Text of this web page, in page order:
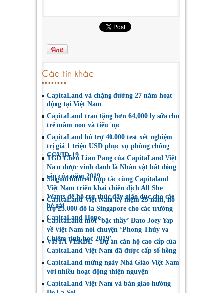
Các tin khác
CapitaLand và chặng đường 27 năm hoạt
động tại Việt Nam
CapitaLand trao tặng hơn 64,000 ly sữa cho
trẻ mầm non và tiểu học
CapitaLand hỗ trợ 40.000 test xét nghiệm
trị giá 1 triệu USD phục vụ phòng chống
COVID-19
TGĐ Chen Lian Pang của CapitaLand Việt
Nam được vinh danh là Nhân vật bất động
sản của năm 2019
Saigonchildren hợp tác cùng Capitaland
Việt Nam triển khai chiến dịch All She
Wants để hỗ trợ thúc đẩy giáo dục cho các
bé gái
CapitaLand Việt Nam kỷ niệm 25 năm, hỗ
trợ 25.000 đô la Singapore cho các trường
CapitaLand Hope
CapitaLand mời ‘bậc thầy’ Dato Joey Yap
về Việt Nam nói chuyện ‘Phong Thủy và
Chiêm tinh học 2019’
VISTA VERDE – Dự án căn hộ cao cấp của
CapitaLand Việt Nam đã được cấp sổ hồng
CapitaLand mừng ngày Nhà Giáo Việt Nam
với nhiều hoạt động thiện nguyện
CapitaLand Việt Nam và bản giao hưởng